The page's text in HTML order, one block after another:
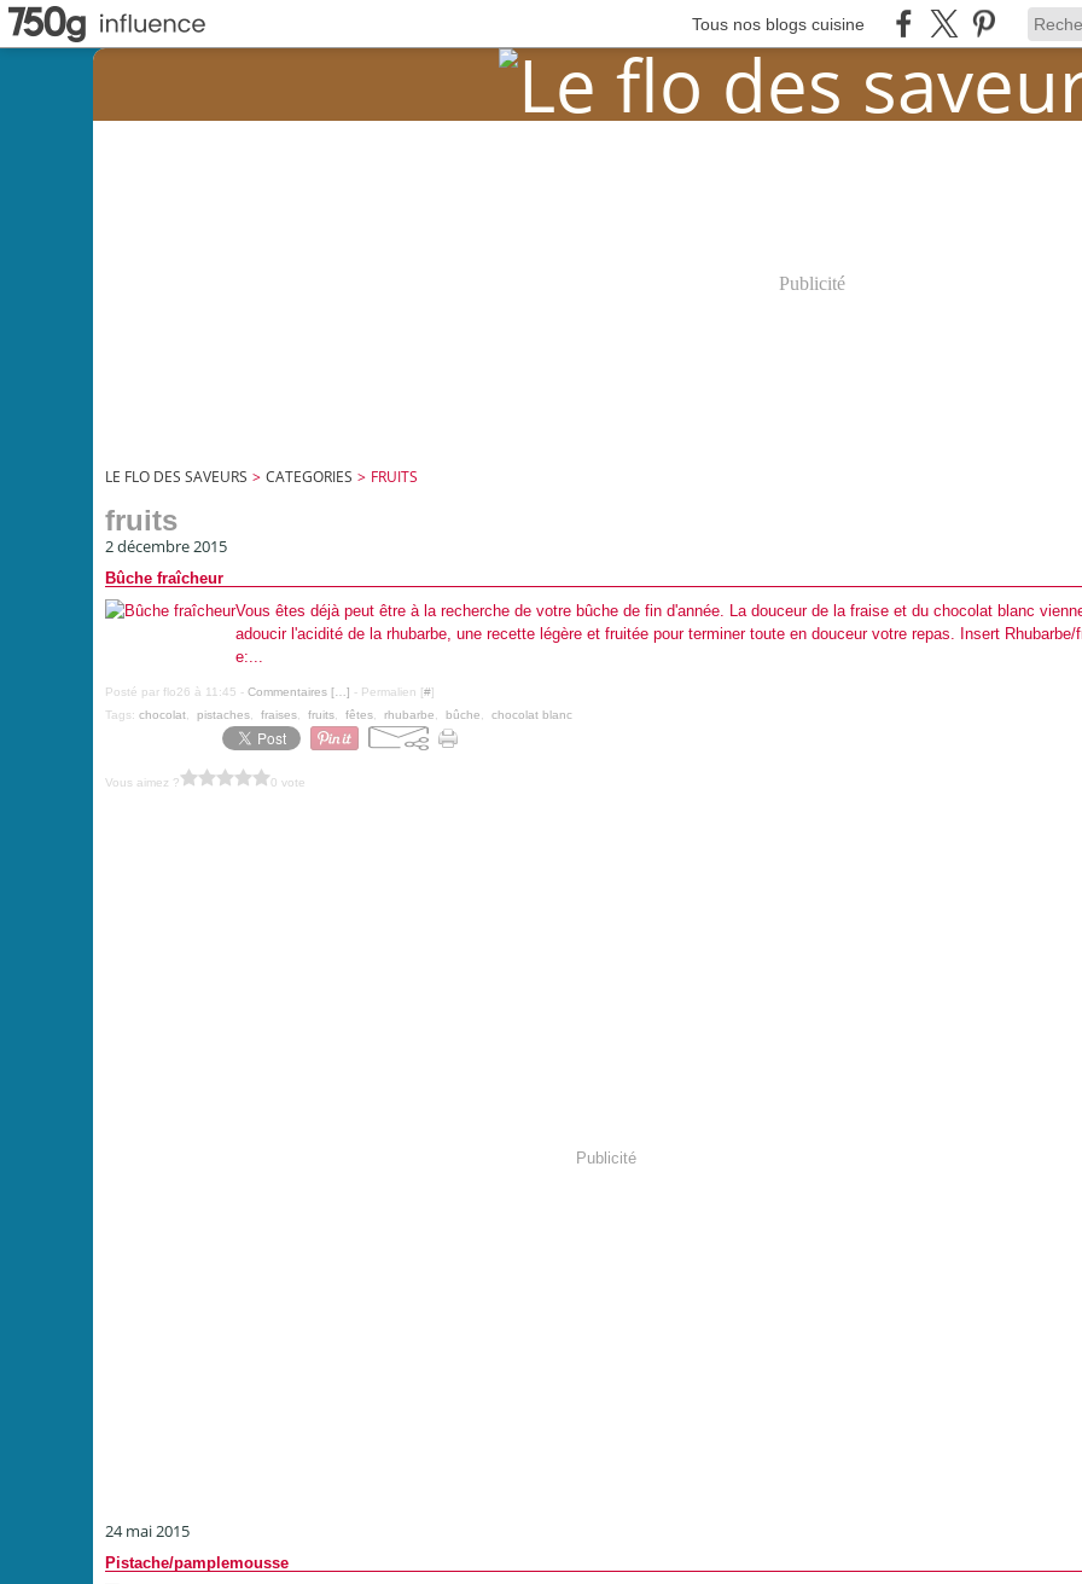
Tous nos blogs cuisine
Publicité
LE FLO DES SAVEURS > CATEGORIES > FRUITS
fruits
2 décembre 2015
Bûche fraîcheur
Vous êtes déjà peut être à la recherche de votre bûche de fin d'année. La douceur de la fraise et du chocolat blanc
adoucir l'acidité de la rhubarbe, une recette légère et fruitée pour terminer toute en douceur votre repas. Insert Rhubarbe/
e:...
Posté par flo26 à 11:45 - Commentaires [ ] - Permalien [#]
Tags: chocolat pistaches fraises fruits fêtes rhubarbe bûche chocolat blanc
Vous aimez ? 0 vote
Publicité
24 mai 2015
Pistache/pamplemousse